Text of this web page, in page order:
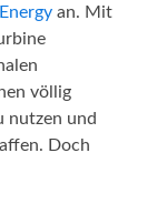
an. Mit
völlig
nutzen und
Doch